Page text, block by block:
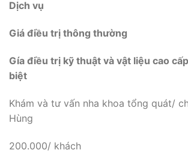
Dịch vụ
Giá điều trị thông thường
Gía điều trị kỹ thuật và vật liệu cao
biệt
Khám và tư vấn nha khoa tổng quát/
Hùng
200.000/ khách